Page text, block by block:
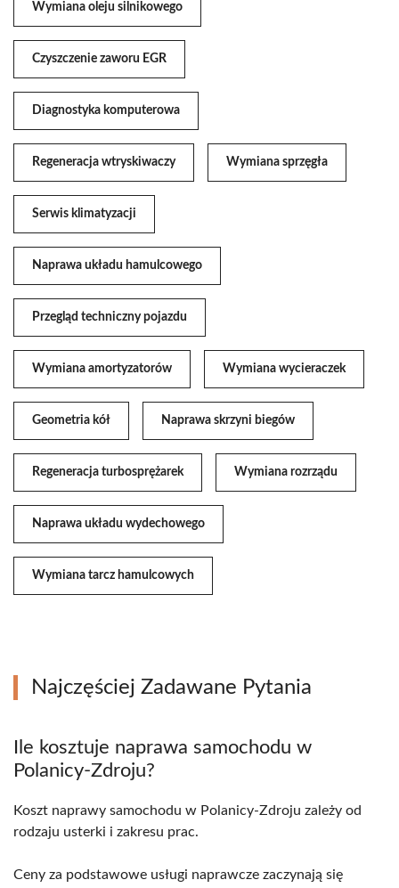
Wymiana oleju silnikowego
Czyszczenie zaworu EGR
Diagnostyka komputerowa
Regeneracja wtryskiwaczy Wymiana sprzęgła
Serwis klimatyzacji
Naprawa układu hamulcowego
Przegląd techniczny pojazdu
Wymiana amortyzatorów Wymiana wycieraczek
Geometria kół Naprawa skrzyni biegów
Regeneracja turbosprężarek Wymiana rozrządu
Naprawa układu wydechowego
Wymiana tarcz hamulcowych
Najczęściej Zadawane Pytania
Ile kosztuje naprawa samochodu w
Polanicy-Zdroju?
Koszt naprawy samochodu w Polanicy-Zdroju zależy od
rodzaju usterki i zakresu prac.
Ceny za podstawowe usługi naprawcze zaczynają się